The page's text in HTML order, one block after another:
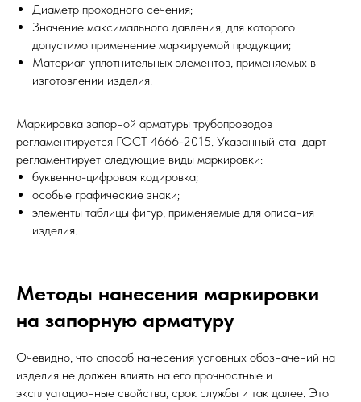
Диаметр проходного сечения;
Значение максимального давления, для которого
допустимо применение маркируемой продукции;
Материал уплотнительных элементов, применяемых в
изготовлении изделия.
Маркировка запорной арматуры трубопроводов
регламентируется ГОСТ 4666-2015. Указанный стандарт
регламентирует следующие виды маркировки:
буквенно-цифровая кодировка;
особые графические знаки;
элементы таблицы фигур, применяемые для описания
изделия.
Методы нанесения маркировки
на запорную арматуру
Очевидно, что способ нанесения условных обозначений на
изделия не должен влиять на его прочностные и
эксплуатационные свойства, срок службы и так далее. Это